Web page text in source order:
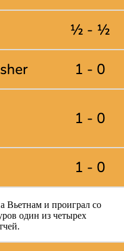
Вьетнам и проиграл со
один из четырех